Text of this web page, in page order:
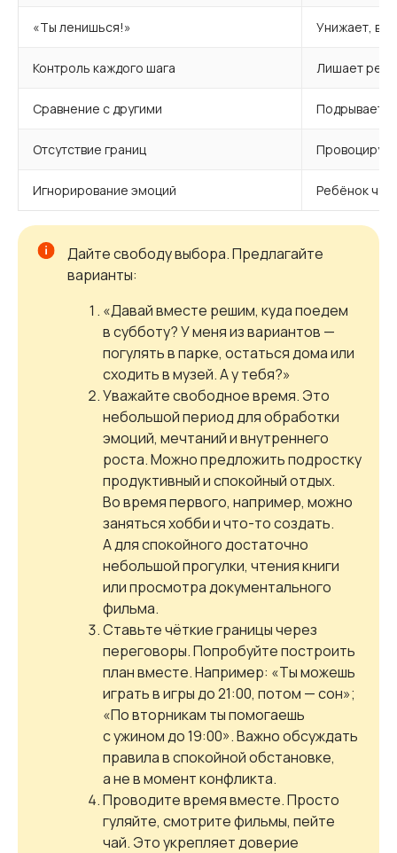
«Ты ленишься!» Унижает,
Контроль каждого шага Лишает
Сравнение с другими Подрывает
Отсутствие границ
Игнорирование эмоций Ребёнок
Дайте свободу выбора. Предлагайте
варианты:
«Давай вместе решим, куда поедем
в субботу? У меня из вариантов —
погулять в парке, остаться дома или
сходить в музей. А у тебя?»
Уважайте свободное время. Это
небольшой период для обработки
эмоций, мечтаний и внутреннего
роста. Можно предложить подростку
продуктивный и спокойный отдых.
Во время первого, например, можно
заняться хобби и что-то создать.
А для спокойного достаточно
небольшой прогулки, чтения книги
или просмотра документального
фильма.
Ставьте чёткие границы через
переговоры. Попробуйте построить
план вместе. Например: «Ты можешь
играть в игры до 21:00, потом — сон»;
«По вторникам ты помогаешь
с ужином до 19:00». Важно обсуждать
правила в спокойной обстановке,
а не в момент конфликта.
Проводите время вместе. Просто
гуляйте, смотрите фильмы, пейте
чай. Это укрепляет доверие